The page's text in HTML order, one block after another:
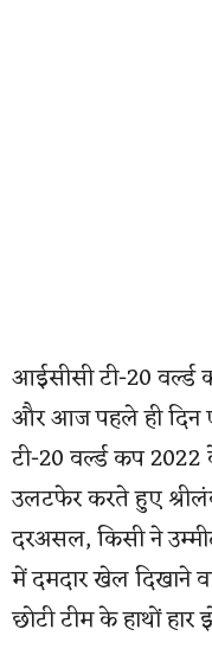
आईसीसी टी-20
और आज पहले ही दिन
टी-20 वर्ल्ड कप
उलटफेर करते हुए
दरअसल, किसी ने
में दमदार खेल दिखाने
छोटी टीम के हाथों